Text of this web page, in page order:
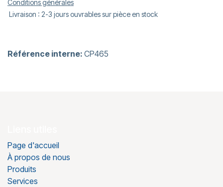
Conditions générales
Livraison : 2-3 jours ouvrables sur pièce en stock
Référence interne: CP465
Page d'accueil
À propos de nous
Produits
Services